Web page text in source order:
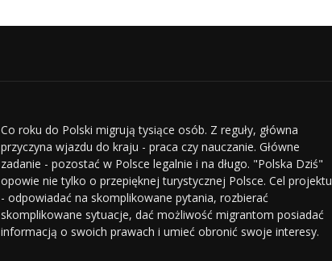
Co roku do Polski migrują tysiące osób. Z reguły, główna
przyczyna wjazdu do kraju - praca czy nauczanie. Główne
zadanie - pozostać w Polsce legalnie i na długo. "Polska Dziś"
opowie nie tylko o przepięknej turystycznej Polsce. Cel projektu
- odpowiadać na skomplikowane pytania, rozbierać
skomplikowane sytuacje, dać możliwość migrantom posiadać
informacją o swoich prawach i umieć obronić swoje interesy.